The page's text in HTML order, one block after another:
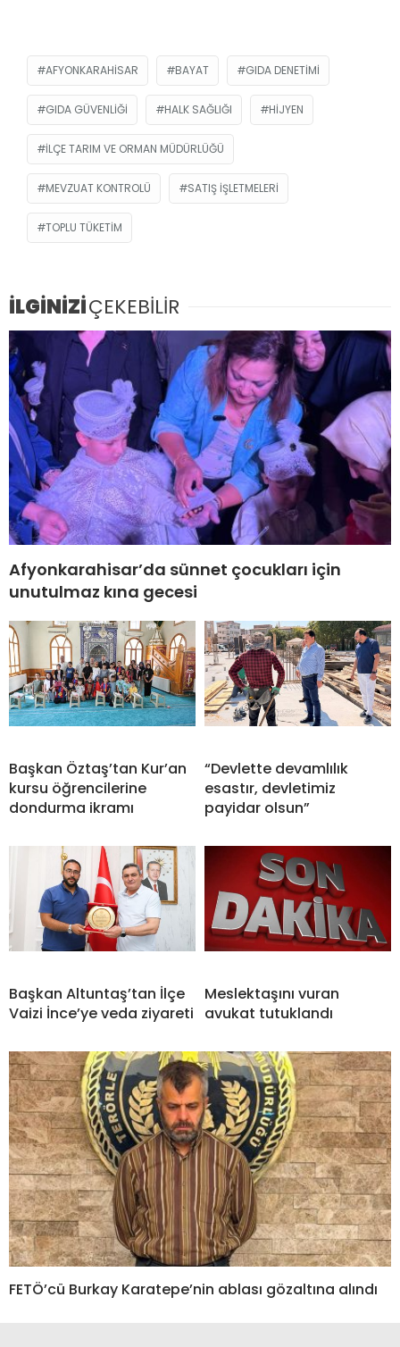
AFYONKARAHISAR BAYAT GIDA DENETIMI
GIDA GÜVENLIĞI HALK SAĞLIĞI HIJYEN
İLÇE TARIM VE ORMAN MÜDÜRLÜĞÜ
MEVZUAT KONTROLÜ SATIŞ IŞLETMELERI
TOPLU TÜKETIM
İLGİNİZİÇEKEBİLİR
Afyonkarahisar’da sünnet çocukları için
unutulmaz kına gecesi
Başkan Öztaş’tan Kur’an
kursu öğrencilerine
dondurma ikramı
“Devlette devamlılık
esastır, devletimiz
payidar olsun”
Başkan Altuntaş’tan İlçe
Vaizi İnce’ye veda ziyareti
Meslektaşını vuran
avukat tutuklandı
FETÖ’cü Burkay Karatepe’nin ablası gözaltına alındı